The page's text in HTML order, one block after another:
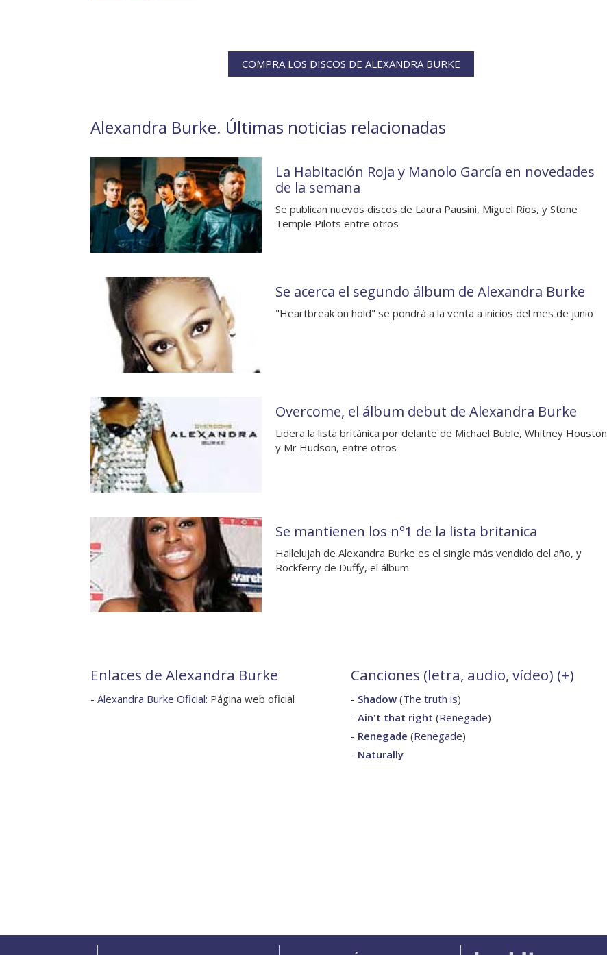
COMPRA LOS DISCOS DE ALEXANDRA BURKE
Alexandra Burke. Últimas noticias relacionadas
La Habitación Roja y Manolo García en novedades
de la semana
Se publican nuevos discos de Laura Pausini, Miguel Ríos, y Stone
Temple Pilots entre otros
Se acerca el segundo álbum de Alexandra Burke
"Heartbreak on hold" se pondrá a la venta a inicios del mes de junio
Overcome, el álbum debut de Alexandra Burke
Lidera la lista británica por delante de Michael Buble, Whitney Houston
y Mr Hudson, entre otros
Se mantienen los nº1 de la lista britanica
Hallelujah de Alexandra Burke es el single más vendido del año, y
Rockferry de Duffy, el álbum
Enlaces de Alexandra Burke
- Alexandra Burke Oficial: Página web oficial
Canciones (letra, audio, vídeo) (+)
- Shadow (The truth is)
- Ain't that right (Renegade)
- Renegade (Renegade)
- Naturally